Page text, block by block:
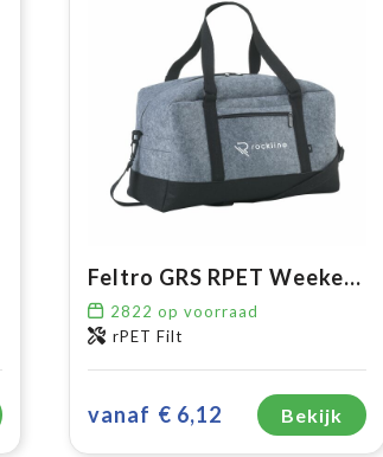
Feltro GRS RPET Weekend Bag reistas
2822 op voorraad
rPET Filt
vanaf € 6,12 Bekijk